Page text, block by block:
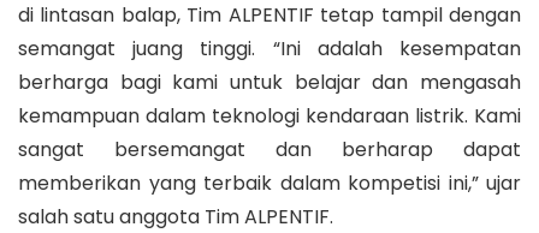
di lintasan balap, Tim ALPENTIF tetap tampil dengan
semangat juang tinggi. “Ini adalah kesempatan
berharga bagi kami untuk belajar dan mengasah
kemampuan dalam teknologi kendaraan listrik. Kami
sangat bersemangat dan berharap dapat
memberikan yang terbaik dalam kompetisi ini,” ujar
salah satu anggota Tim ALPENTIF.